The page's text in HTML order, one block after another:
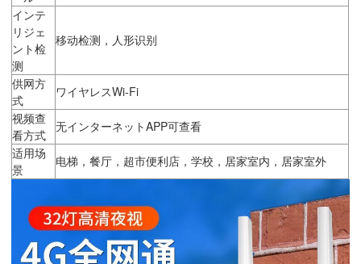
インテ
リジェ
ント检
测
移动检测，人形识别
供网方
式
ワイヤレスWi-Fi
视频查
看方式
无インターネットAPP可查看
适用场
景
电梯，餐厅，超市便利店，学校，居家室内，居家室外